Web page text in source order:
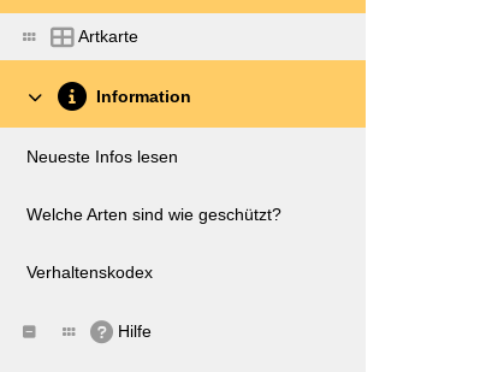
Artkarte
Information
Neueste Infos lesen
Welche Arten sind wie geschützt?
Verhaltenskodex
Hilfe